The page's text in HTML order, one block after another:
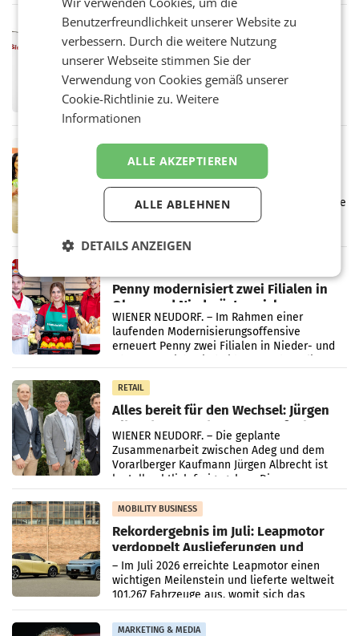
einem Plus von 3,8 Prozent gegenüber dem
Vergleichszeitraum
MARKETING & MEDIA
ProSiebenSat.1 spart und macht
überraschend viel Gewinn
UNTERFÖHRING/MAILAND/AMSTERDAM. Der
Fernsehkonzern ProSiebenSat.1 hat im
Frühjahr dank Kostensenkungen operativ
wieder Gewinn gemacht und die
RETAIL
Eine Bühne für Zirkularität: ARA und
Müller informieren am POS über
Kreislauffähigkeit
Über den gesamten August hinweg rücken die
Altstoff Recycling Austria AG (ARA) und der
„Kreislauf-Helden“ in allen österreichischen
Penny modernisiert zwei Filialen in
Ober- und Niederösterreich
WIENER NEUDORF. – Im Rahmen einer
laufenden Modernisierungsoffensive
erneuert Penny zwei Filialen in Nieder- und
RETAIL
Alles bereit für den Wechsel: Jürgen
Albrecht setzt ab 1.1.2027 auf Adeg
WIENER NEUDORF. – Die geplante
Zusammenarbeit zwischen Adeg und dem
Vorarlberger Kaufmann Jürgen Albrecht ist
kartellrechtlich freigegeben: Die
Bundeswettbewerbsbehörde und der
Bundeskartellanwalt
MOBILITY BUSINESS
Rekordergebnis im Juli: Leapmotor
verdoppelt Auslieferungen und
überschreitet die 100.000er-Marke
– Im Juli 2026 erreichte Leapmotor einen
wichtigen Meilenstein und lieferte weltweit
101.267 Fahrzeuge aus, womit sich das
Ergebnis gegenüber Juli 2025 mehr als
verdoppelte (+102
MARKETING & MEDIA
Benutzerfreundlichkeit unserer Website zu
verbessern. Durch die weitere Nutzung
unserer Webseite stimmen Sie der
Verwendung von Cookies gemäß unserer
Cookie-Richtlinie zu.Weitere
Informationen
ALLE AKZEPTIEREN
ALLE ABLEHNEN
DETAILS ANZEIGEN